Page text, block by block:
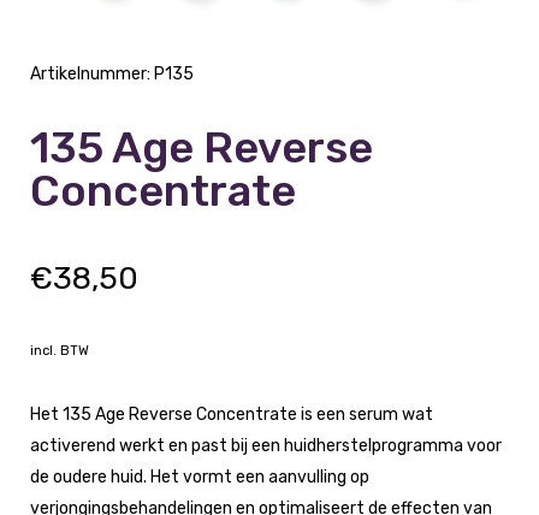
Artikelnummer: P135
135 Age Reverse
Concentrate
€38,50
incl. BTW
Het 135 Age Reverse Concentrate is een serum wat
activerend werkt en past bij een huidherstelprogramma voor
de oudere huid. Het vormt een aanvulling op
verjongingsbehandelingen en optimaliseert de effecten van